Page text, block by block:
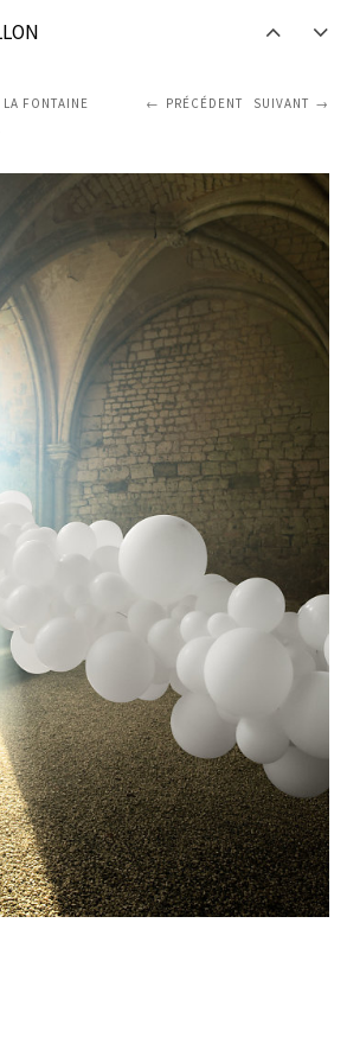
PRÉCÉDENT SUIVANT
LA FONTAINE